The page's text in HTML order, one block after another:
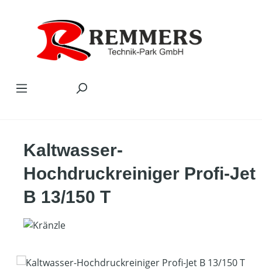
Kaltwasser-
Hochdruckreiniger Profi-Jet
B 13/150 T
Bildergalerie überspringen